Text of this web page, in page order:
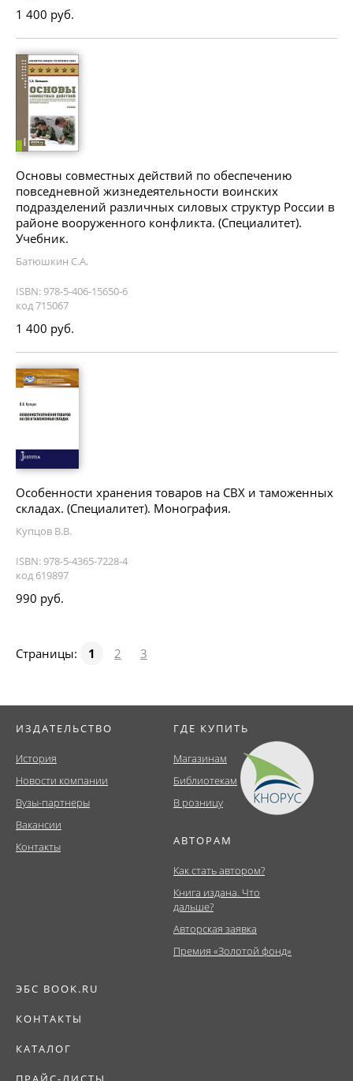
1 400 руб.
Основы совместных действий по обеспечению
повседневной жизнедеятельности воинских
подразделений различных силовых структур России в
районе вооруженного конфликта. (Специалитет).
Учебник.
Батюшкин С.А.
ISBN: 978-5-406-15650-6
код 715067
1 400 руб.
Особенности хранения товаров на СВХ и таможенных
складах. (Специалитет). Монография.
Купцов В.В.
ISBN: 978-5-4365-7228-4
код 619897
990 руб.
Страницы: 1 2 3
ИЗДАТЕЛЬСТВО
История
Новости компании
Вузы-партнеры
Вакансии
Контакты
ГДЕ КУПИТЬ
Магазинам
Библиотекам
В розницу
АВТОРАМ
Как стать автором?
Книга издана. Что
дальше?
Авторская заявка
Премия «Золотой фонд»
ЭБС BOOK.RU
КОНТАКТЫ
КАТАЛОГ